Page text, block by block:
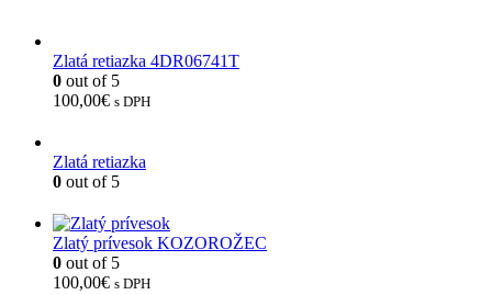
Zlatá retiazka 4DR06741T
0 out of 5
100,00€ s DPH
Zlatá retiazka
0 out of 5
Zlatý prívesok KOZOROŽEC
0 out of 5
100,00€ s DPH